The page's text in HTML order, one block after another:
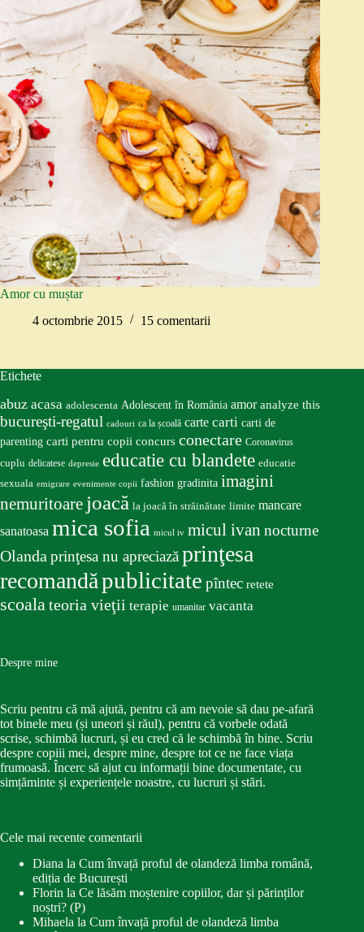
Amor cu muștar
4 octombrie 2015
15 comentarii
Etichete
abuz acasa adolescenta Adolescent în România amor analyze this
bucureşti-regatul cadouri ca la școală carte carti carti de
parenting carti pentru copii concurs conectare Coronavirus
cuplu delicatese depresie educatie cu blandete educatie
sexuala emigrare evenimente copii fashion gradinita imagini
nemuritoare joacă la joacă în străinătate limite mancare
sanatoasa mica sofia micul iv micul ivan nocturne
Olanda prinţesa nu apreciază prinţesa
recomandăpublicitate pîntec retete
scoala teoria vieţii terapie umanitar vacanta
Despre mine
Scriu pentru că mă ajută, pentru că am nevoie să dau pe-afară
tot binele meu (și uneori și răul), pentru că vorbele odată
scrise, schimbă lucruri, și eu cred că le schimbă în bine. Scriu
despre copiii mei, despre mine, despre tot ce ne face viața
frumoasă. Încerc să ajut cu informații bine documentate, cu
simțăminte și experiențele noastre, cu lucruri și stări.
Cele mai recente comentarii
Diana la Cum învață proful de olandeză limba română,
ediția de București
Florin la Ce lăsăm moștenire copiilor, dar și părinților
noștri? (P)
Mihaela la Cum învață proful de olandeză limba